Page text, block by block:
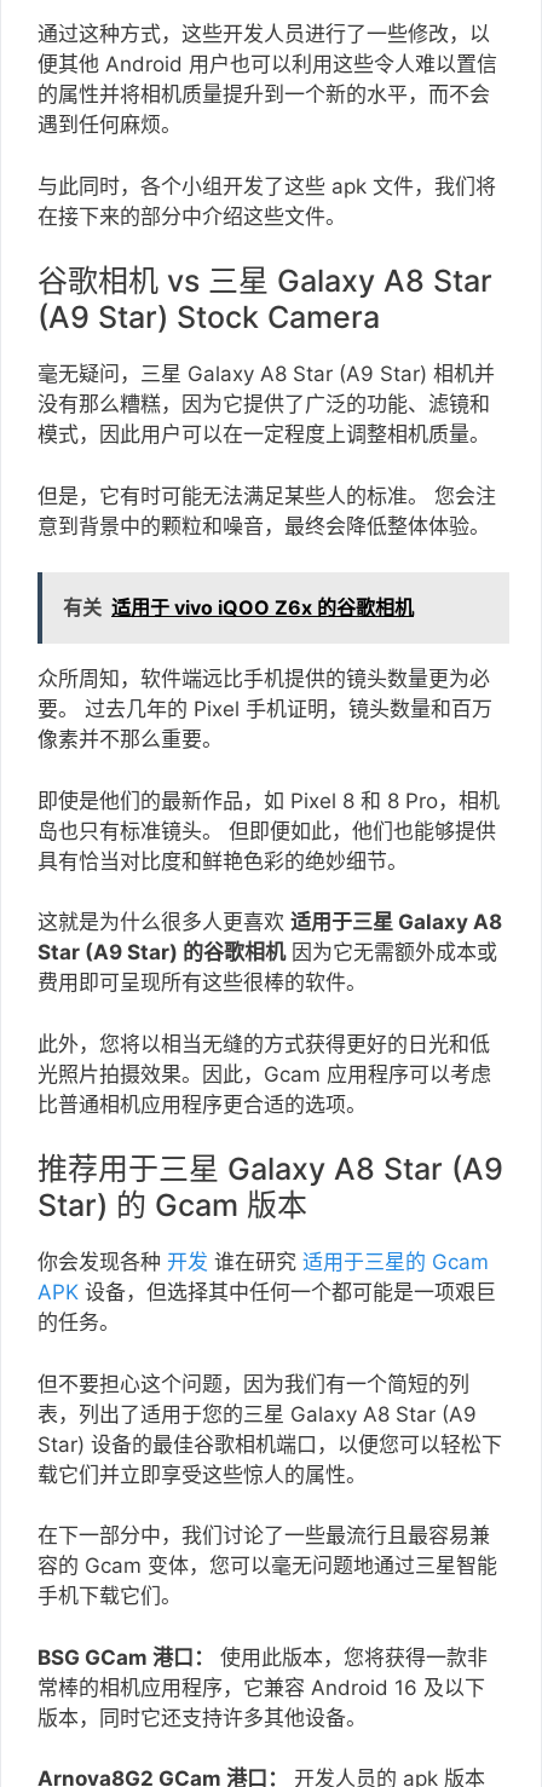
通过这种方式，这些开发人员进行了一些修改，以
便其他 Android 用户也可以利用这些令人难以置信
的属性并将相机质量提升到一个新的水平，而不会
遇到任何麻烦。
与此同时，各个小组开发了这些 apk 文件，我们将
在接下来的部分中介绍这些文件。
谷歌相机 vs 三星 Galaxy A8 Star
(A9 Star) Stock Camera
毫无疑问，三星 Galaxy A8 Star (A9 Star) 相机并
没有那么糟糕，因为它提供了广泛的功能、滤镜和
模式，因此用户可以在一定程度上调整相机质量。
但是，它有时可能无法满足某些人的标准。 您会注
意到背景中的颗粒和噪音，最终会降低整体体验。
有关 适用于 vivo iQOO Z6x 的谷歌相机
众所周知，软件端远比手机提供的镜头数量更为必
要。 过去几年的 Pixel 手机证明，镜头数量和百万
像素并不那么重要。
即使是他们的最新作品，如 Pixel 8 和 8 Pro，相机
岛也只有标准镜头。 但即便如此，他们也能够提供
具有恰当对比度和鲜艳色彩的绝妙细节。
这就是为什么很多人更喜欢 适用于三星 Galaxy A8
Star (A9 Star) 的谷歌相机因为它无需额外成本或
费用即可呈现所有这些很棒的软件。
此外，您将以相当无缝的方式获得更好的日光和低
光照片拍摄效果。因此，Gcam 应用程序可以考虑
比普通相机应用程序更合适的选项。
推荐用于三星 Galaxy A8 Star (A9
Star) 的 Gcam 版本
你会发现各种 开发 谁在研究 适用于三星的 Gcam
APK 设备，但选择其中任何一个都可能是一项艰巨
的任务。
但不要担心这个问题，因为我们有一个简短的列
表，列出了适用于您的三星 Galaxy A8 Star (A9
Star) 设备的最佳谷歌相机端口，以便您可以轻松下
载它们并立即享受这些惊人的属性。
在下一部分中，我们讨论了一些最流行且最容易兼
容的 Gcam 变体，您可以毫无问题地通过三星智能
手机下载它们。
BSG GCam 港口：
使用此版本，您将获得一款非
常棒的相机应用程序，它兼容 Android 16 及以下
版本，同时它还支持许多其他设备。
Arnova8G2 GCam 港口： 开发人员的 apk 版本